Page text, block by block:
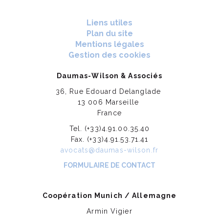
Liens utiles
Plan du site
Mentions légales
Gestion des cookies
Daumas-Wilson & Associés
36, Rue Edouard Delanglade
13 006 Marseille
France
Tel. (+33)4.91.00.35.40
Fax. (+33)4.91.53.71.41
avocats@daumas-wilson.fr
FORMULAIRE DE CONTACT
Coopération Munich / Allemagne
Armin Vigier